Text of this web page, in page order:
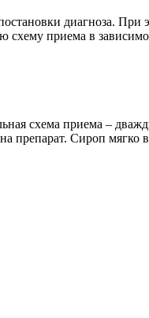
диагноза.
приема в
схема приема –
препарат. Сироп мягко